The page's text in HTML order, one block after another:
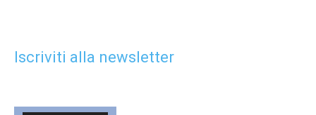
Iscriviti alla newsletter